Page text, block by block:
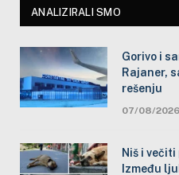
ANALIZIRALI SMO
Gorivo i
Rajaner,
rešenju
07/08/2026
Niš i
Između